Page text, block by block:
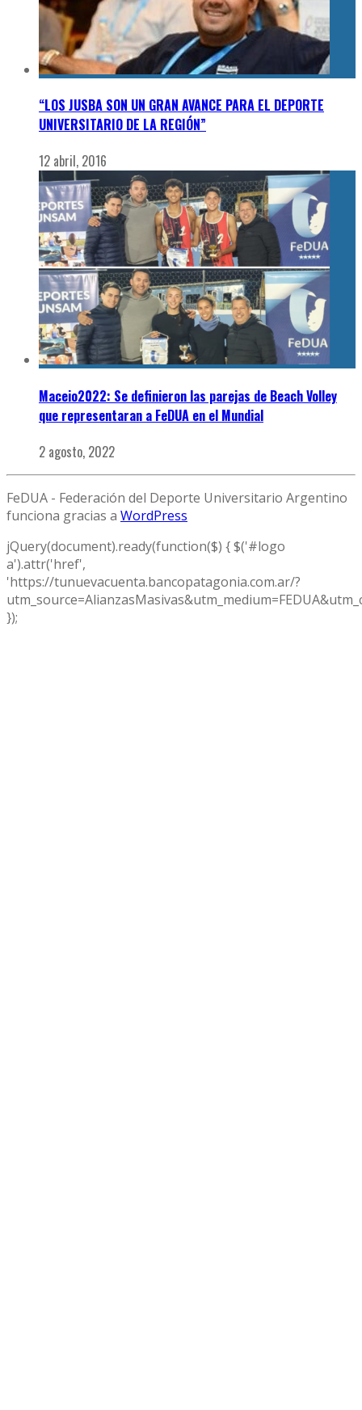
“LOS JUSBA SON UN GRAN AVANCE PARA EL DEPORTE
UNIVERSITARIO DE LA REGIÓN”
12 abril, 2016
Maceio2022: Se definieron las parejas de Beach Volley
que representaran a FeDUA en el Mundial
2 agosto, 2022
FeDUA - Federación del Deporte Universitario Argentino
funciona gracias a WordPress
jQuery(document).ready(function($) { $('#logo
a').attr('href',
'https://tunuevacuenta.bancopatagonia.com.ar/?
});